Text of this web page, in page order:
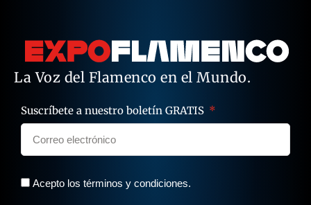
La Voz del Flamenco en el Mundo.
Suscríbete a nuestro boletín GRATIS
Acepto los términos y condiciones.